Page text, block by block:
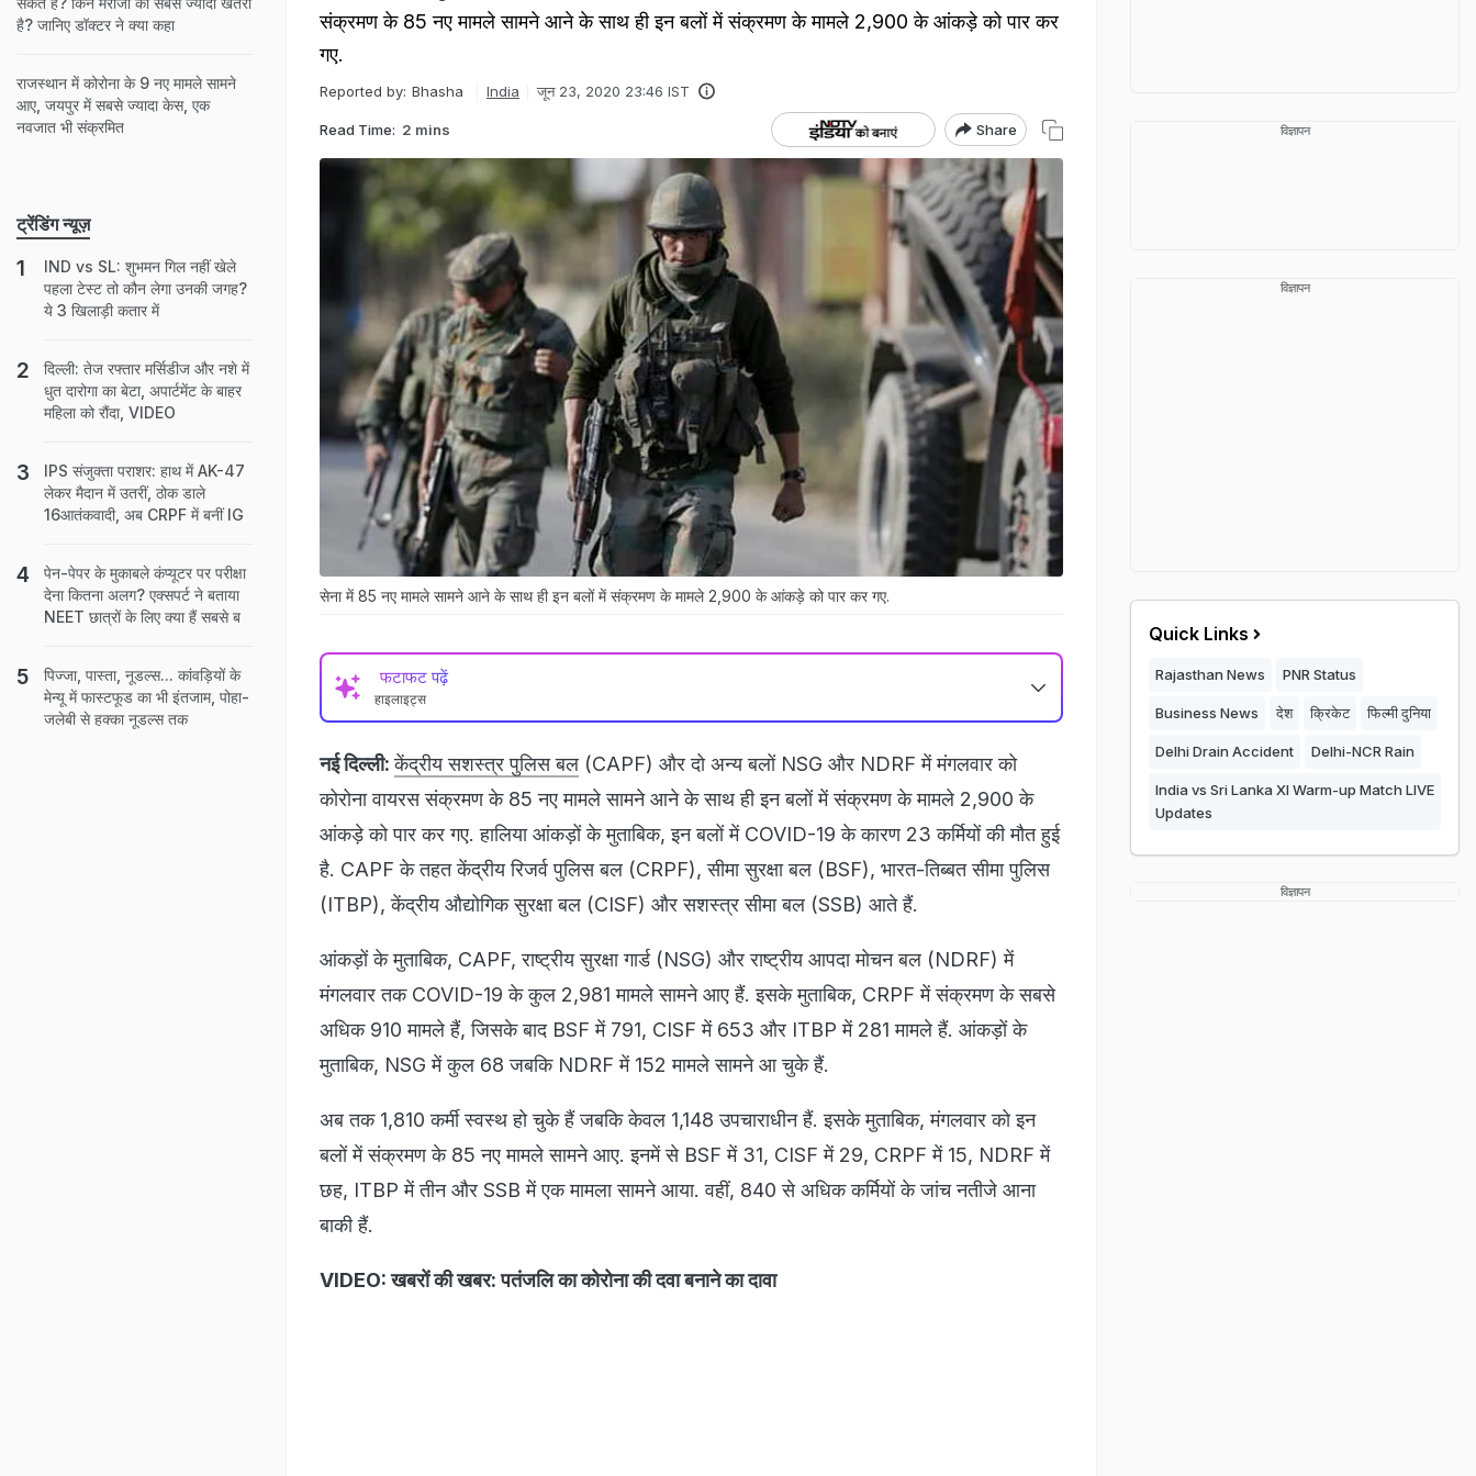
संक्रमण के 85 नए मामले सामने आने के साथ ही इन बलों में संक्रमण के मामले 2,900 के आंकड़े को पार कर
गए.
Reported by: Bhasha India जून 23, 2020 23:46 IST
Read Time: 2 mins Share
सेना में 85 नए मामले सामने आने के साथ ही इन बलों में संक्रमण के मामले 2,900 के आंकड़े को पार कर गए.
फटाफट पढ़ें
हाइलाइट्स
नई दिल्ली: केंद्रीय सशस्त्र पुलिस बल (CAPF) और दो अन्य बलों NSG और NDRF में मंगलवार को
कोरोना वायरस संक्रमण के 85 नए मामले सामने आने के साथ ही इन बलों में संक्रमण के मामले 2,900 के
आंकड़े को पार कर गए. हालिया आंकड़ों के मुताबिक, इन बलों में COVID-19 के कारण 23 कर्मियों की मौत हुई
है. CAPF के तहत केंद्रीय रिजर्व पुलिस बल (CRPF), सीमा सुरक्षा बल (BSF), भारत-तिब्बत सीमा पुलिस
(ITBP), केंद्रीय औद्योगिक सुरक्षा बल (CISF) और सशस्त्र सीमा बल (SSB) आते हैं.
आंकड़ों के मुताबिक, CAPF, राष्ट्रीय सुरक्षा गार्ड (NSG) और राष्ट्रीय आपदा मोचन बल (NDRF) में
मंगलवार तक COVID-19 के कुल 2,981 मामले सामने आए हैं. इसके मुताबिक, CRPF में संक्रमण के सबसे
अधिक 910 मामले हैं, जिसके बाद BSF में 791, CISF में 653 और ITBP में 281 मामले हैं. आंकड़ों के
मुताबिक, NSG में कुल 68 जबकि NDRF में 152 मामले सामने आ चुके हैं.
अब तक 1,810 कर्मी स्वस्थ हो चुके हैं जबकि केवल 1,148 उपचाराधीन हैं. इसके मुताबिक, मंगलवार को इन
बलों में संक्रमण के 85 नए मामले सामने आए. इनमें से BSF में 31, CISF में 29, CRPF में 15, NDRF में
छह, ITBP में तीन और SSB में एक मामला सामने आया. वहीं, 840 से अधिक कर्मियों के जांच नतीजे आना
बाकी हैं.
VIDEO: खबरों की खबर: पतंजलि का कोरोना की दवा बनाने का दावा
है? जानिए डॉक्टर ने क्या कहा
राजस्थान में कोरोना के 9 नए मामले सामने
आए, जयपुर में सबसे ज्यादा केस, एक
नवजात भी संक्रमित
ट्रेंडिंग न्यूज़
IND vs SL: शुभमन गिल नहीं खेले
पहला टेस्ट तो कौन लेगा उनकी जगह?
ये 3 खिलाड़ी कतार में
दिल्ली: तेज रफ्तार मर्सिडीज और नशे में
धुत दारोगा का बेटा, अपार्टमेंट के बाहर
महिला को रौंदा, VIDEO
IPS संजुक्ता पराशर: हाथ में AK-47
लेकर मैदान में उतरीं, ठोक डाले
16आतंकवादी, अब CRPF में बनीं IG
पेन-पेपर के मुकाबले कंप्यूटर पर परीक्षा
देना कितना अलग? एक्सपर्ट ने बताया
NEET छात्रों के लिए क्या हैं सबसे ब
पिज्जा, पास्ता, नूडल्स... कांवड़ियों के
मेन्यू में फास्टफूड का भी इंतजाम, पोहा-
जलेबी से हक्का नूडल्स तक
विज्ञापन
विज्ञापन
Quick Links
Rajasthan News PNR Status
Business News देश क्रिकेट फिल्मी दुनिया
Delhi Drain Accident Delhi-NCR Rain
India vs Sri Lanka XI Warm-up Match LIVE
Updates
विज्ञापन